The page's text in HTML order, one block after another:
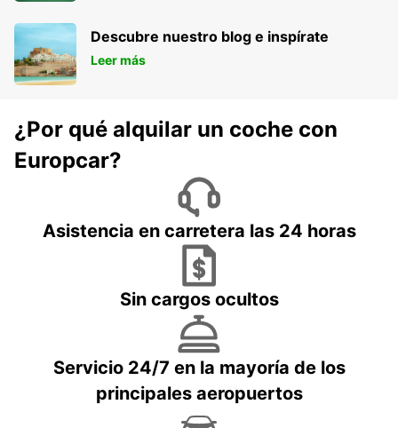
Descubre nuestro blog e inspírate
Leer más
¿Por qué alquilar un coche con
Europcar?
Asistencia en carretera las 24 horas
Sin cargos ocultos
Servicio 24/7 en la mayoría de los
principales aeropuertos